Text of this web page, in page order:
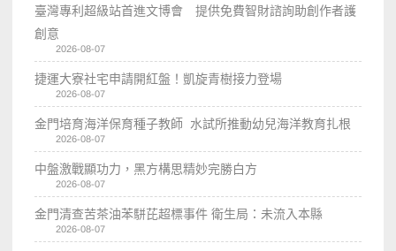
臺灣專利超級站首進文博會 提供免費智財諮詢助創作者護
創意
2026-08-07
捷運大寮社宅申請開紅盤！凱旋青樹接力登場
2026-08-07
金門培育海洋保育種子教師 水試所推動幼兒海洋教育扎根
2026-08-07
中盤激戰顯功力，黑方構思精妙完勝白方
2026-08-07
金門清查苦茶油苯駢芘超標事件 衛生局：未流入本縣
2026-08-07